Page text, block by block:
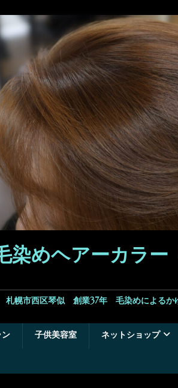
染めヘアーカラ
幌市西区琴似 創業37年 毛染めによるか
子供美容室 ネットショップ